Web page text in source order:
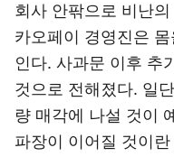
회사 안팎으로 비난
카오페이 경영진은
인다. 사과문 이후 추
것으로 전해졌다. 일
량 매각에 나설 것이
파장이 이어질 것이